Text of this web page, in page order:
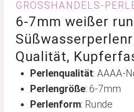
GROSSHANDELS-
6-7mm weißer
Qualität,
Perlenqualität: AAAA-
Perlengröße: 6-7mm
Perlenform: Runde